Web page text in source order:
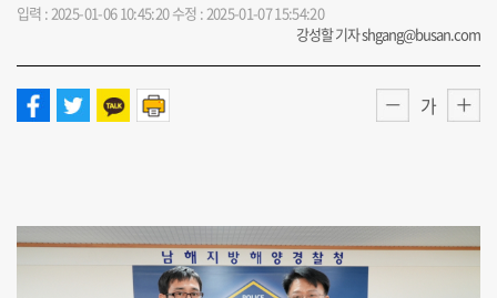
입력 : 2025-01-06 10:45:20수정 : 2025-01-07 15:54:20
강성할 기자 shgang@busan.com
가